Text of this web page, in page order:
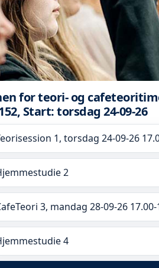
for teori- og
Start: torsdag 24-09-26
1, torsdag 24-09-26
2
3, mandag 28-09-26 17.00-
4